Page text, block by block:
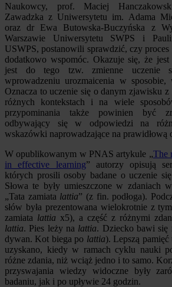
Naukowcy, prof. Maciej
Zawadzka z Uniwersytetu im. Adama
oraz dr Ewa Butowska-Buczyńska z
Warszawie Uniwersytetu SWPS i
USWPS, postanowili sprawdzić, czy proces
dodatkowo wspomóc. Okazuje się, że
jest do tego tzw. zmienne uczenie
wprowadzeniu urozmaicenia w sposobie,
Oznacza to uczenie się o danym zjawisku
różnych kontekstach i na wiele
przypominania także powinien być
odbywający się w odpowiedzi na
wskazówki naprowadzające na prawidłową
W opublikowanym w PNAS artykule „The
in effective learning” autorzy opisują
których prosili osoby badane o uczenie
Słowa te były umieszczone w zdaniach
„Tata zamiata lattia” (z fin. podłoga).
słów była prezentowana wielokrotnie z
zamiata lattia x5), a część z różnymi
lattia. Pies leży na lattia. Dziecko bawi się
dywan. Kot biega po lattia). Lepszą pamięć
uzyskano, kiedy w ramach cyklu nauki
różne zdania, niż wciąż jedno i to samo.
przyswajania wiedzy widoczne były
badaniu, jak i po upływie 24 godzin.